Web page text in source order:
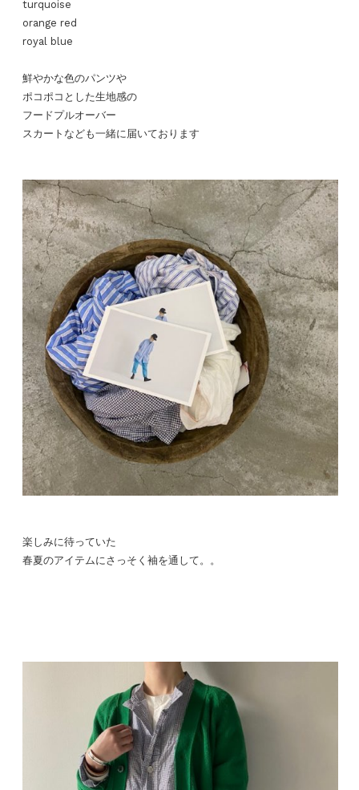
turquoise
orange red
royal blue
鮮やかな色のパンツや
ポコポコとした生地感の
フードプルオーバー
スカートなども一緒に届いております
楽しみに待っていた
春夏のアイテムにさっそく袖を通して。。